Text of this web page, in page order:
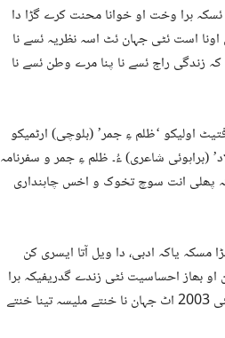
ہرا وخت او خوانا محنت کرے گڑا دا
اونا است ئٹی جہان ئٹ اسہ نظریہ ئسے نا
راج ئسے نا پنا مرے وطن ئسے نا
اولیکو ‘ظلم ءِ جمر’ (بلوچی) ارٹمیکو
(براہوئی شاعری) ءُ۔ ظلم ءِ جمر و سفرنامہ
پھلی انت سوچ تخوک و اخس چاہنداری
مسکہ یاکہ ادبی، دا ویل آتا ایسری کن
بھاز احساسیت ئٹی زندے گدریفیکہ ہرا
راجی آ ویلاک اونا چنکا سینہ غان زیات مسر گڈ سرئٹ 29 مئی 2003 اٹ جہان نا خنتے ملیسہ تینا خنتے